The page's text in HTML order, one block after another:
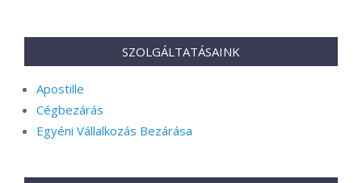
SZOLGÁLTATÁSAINK
Apostille
Cégbezárás
Egyéni Vállalkozás Bezárása